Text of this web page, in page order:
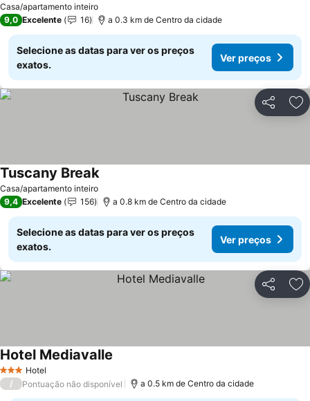
Casa/apartamento inteiro
9,0 Excelente 16 a 0.3 km de Centro da cidade
Selecione as datas para ver os preços
exatos.
Ver preços
Partilhar
Casa/apartamento inteiro
Tuscany Break
9,4 Excelente 156 a 0.8 km de Centro da cidade
Selecione as datas para ver os preços
exatos.
Ver preços
Partilhar
3 EstrelasHotel
Hotel Mediavalle
/ Pontuação não disponível a 0.5 km de Centro da cidade